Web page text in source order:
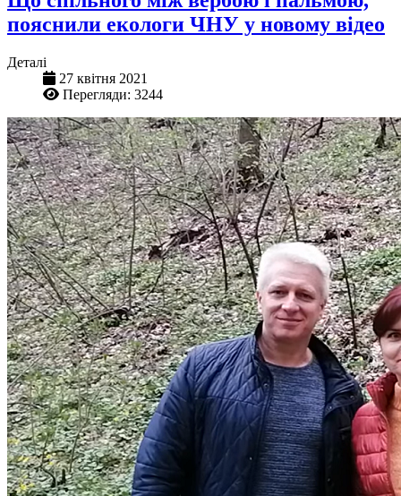
пояснили екологи ЧНУ у новому відео
Деталі
27 квітня 2021
Перегляди: 3244